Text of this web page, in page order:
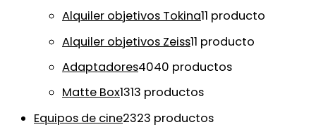
Alquiler objetivos Tokina11 producto
Alquiler objetivos Zeiss11 producto
Adaptadores4040 productos
Matte Box1313 productos
Equipos de cine2323 productos